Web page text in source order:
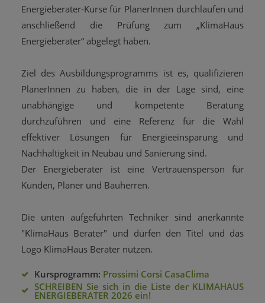
Energieberater-Kurse für PlanerInnen durchlaufen und
anschließend die Prüfung zum „KlimaHaus
Energieberater“ abgelegt haben.
Ziel des Ausbildungsprogramms ist es, qualifizieren
PlanerInnen zu haben, die in der Lage sind, eine
unabhängige und kompetente Beratung
durchzuführen und eine Referenz für die Wahl
effektiver Lösungen für Energieeinsparung und
Nachhaltigkeit in Neubau und Sanierung sind.
Der Energieberater ist eine Vertrauensperson für
Kunden, Planer und Bauherren.
Die unten aufgeführten Techniker sind anerkannte
"KlimaHaus Berater" und dürfen den Titel und das
Logo KlimaHaus Berater nutzen.
Kursprogramm: Prossimi Corsi CasaClima
SCHREIBEN Sie sich in die Liste der KLIMAHAUS
ENERGIEBERATER 2026 ein!